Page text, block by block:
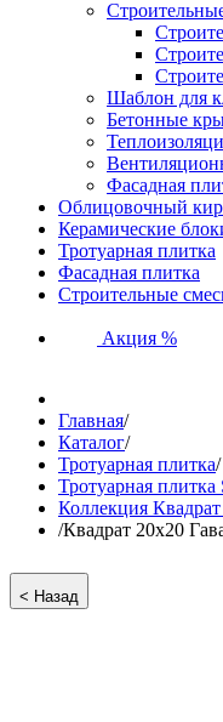
Шаблон для
Бетонные
Фасадная
Облицовочный
Керамические
Тротуарная плитка
Фасадная плитка
Строительные
Акция %
Главная/
Каталог/
Тротуарная плитка/
Тротуарная плитка
Коллекция
/Квадрат 20х20